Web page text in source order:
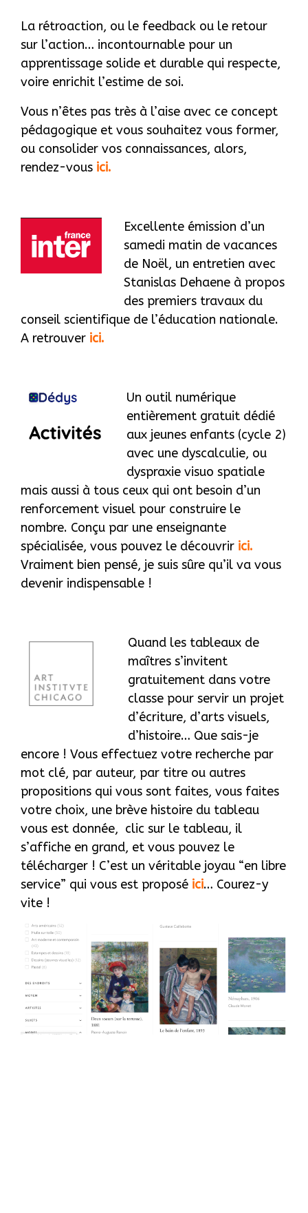
La rétroaction, ou le feedback ou le retour
sur l’action… incontournable pour un
apprentissage solide et durable qui respecte,
voire enrichit l’estime de soi.
Vous n’êtes pas très à l’aise avec ce concept
pédagogique et vous souhaitez vous former,
ou consolider vos connaissances, alors,
rendez-vous ici.
Excellente émission d’un
samedi matin de vacances
de Noël, un entretien avec
Stanislas Dehaene à propos
des premiers travaux du
conseil scientifique de l’éducation nationale.
A retrouver ici.
Un outil numérique
entièrement gratuit dédié
aux jeunes enfants (cycle 2)
avec une dyscalculie, ou
dyspraxie visuo spatiale
mais aussi à tous ceux qui ont besoin d’un
renforcement visuel pour construire le
nombre. Conçu par une enseignante
spécialisée, vous pouvez le découvrir ici.
Vraiment bien pensé, je suis sûre qu’il va vous
devenir indispensable !
Quand les tableaux de
maîtres s’invitent
gratuitement dans votre
classe pour servir un projet
d’écriture, d’arts visuels,
d’histoire… Que sais-je
encore ! Vous effectuez votre recherche par
mot clé, par auteur, par titre ou autres
propositions qui vous sont faites, vous faites
votre choix, une brève histoire du tableau
vous est donnée, clic sur le tableau, il
s’affiche en grand, et vous pouvez le
télécharger ! C’est un véritable joyau “en libre
service” qui vous est proposé ici… Courez-y
vite !